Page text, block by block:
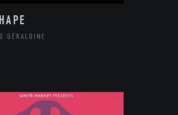
GÉRALDINE